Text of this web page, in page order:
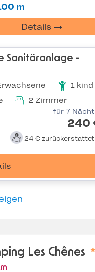
m
Details
Sanitäranlage -
1 kind
2 Zimmer
für 7
240
24 € zurückerstattet
Les Chênes